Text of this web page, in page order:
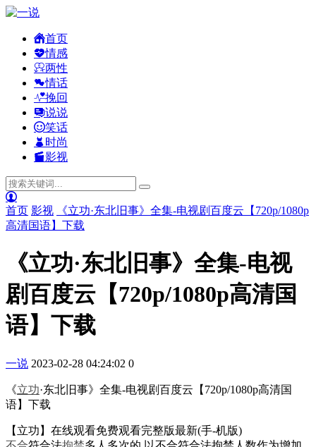
首页
情感
两性
情话
挽回
说说
笑话
时尚
影视
首页 影视
《立功·东北旧事》全集-电视剧百度云【720p/1080p
高清国语】下载
《立功·东北旧事》全集-电视
剧百度云【720p/1080p高清国
语】下载
一说 2023-02-28 04:24:02 0
《立功·东北旧事》全集-电视剧百度云【720p/1080p高清国
语】下载
【立功】在线观看免费观看完整版最新(手-机版)